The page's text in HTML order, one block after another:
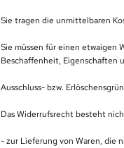
Sie tragen die unmittelbaren
Sie müssen für einen etwaigen
Beschaffenheit, Eigenschaften
Ausschluss- bzw.
Das Widerrufsrecht besteht
- zur Lieferung von Waren, die